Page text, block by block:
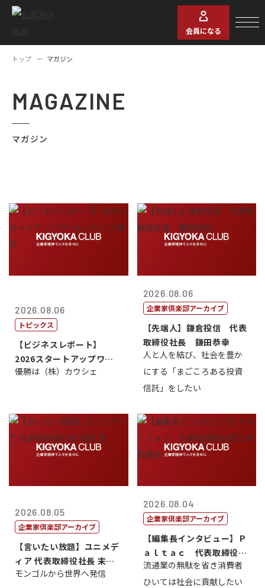
会員になる
トップ マガジン
MAGAZINE
マガジン
2026.08.06
トピックス
【ビジネスレポート】
2026スタートアップワー
ルドカップ東京
優勝は（株）カウシェ
2026.08.06
企業家倶楽部アーカイブ
【先端人】鎌倉投信 代表
取締役社長 鎌田恭幸
人と人を結び、社会を豊か
にする「まごころある投資
信託」をしたい
2026.08.05
企業家倶楽部アーカイブ
【言いたい放題】ユニメデ
ィア 代表取締役社長 末田
真
モンゴルから世界へ発信
2026.08.04
企業家倶楽部アーカイブ
【編集長インタビュー】Ｐ
ａｌｔａｃ 代表取締役会
長三木田國夫
流通業の無駄を省き消費者
ひいては社会に貢献したい